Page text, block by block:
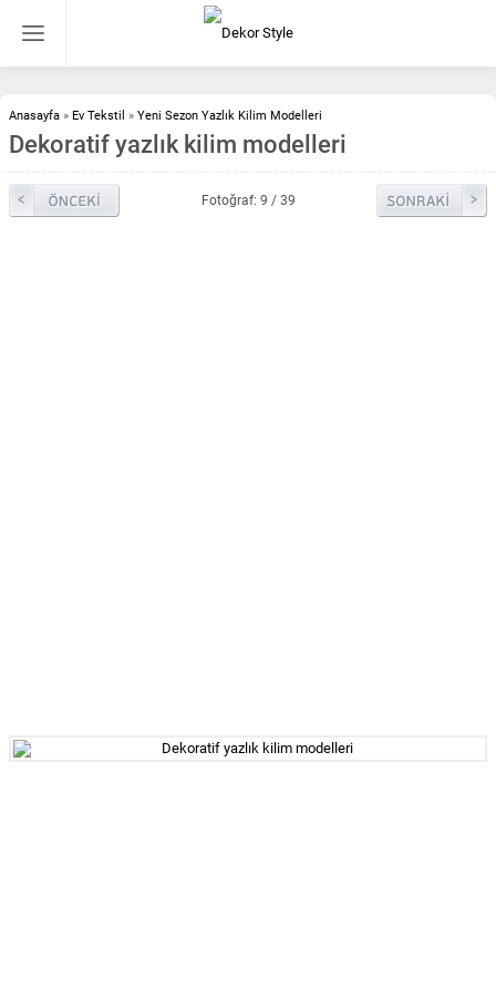
Anasayfa » Ev Tekstil » Yeni Sezon Yazlık Kilim Modelleri
Dekoratif yazlık kilim modelleri
Fotoğraf: 9 / 39